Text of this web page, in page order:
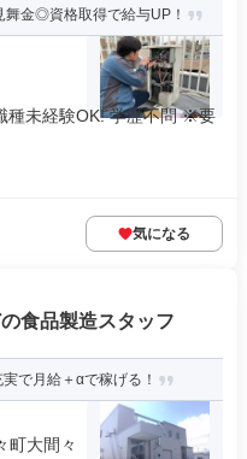
金◎資格取得で給与UP！
種未経験OK! 学歴不問 ※要
気になる
食品製造スタッフ
で月給＋αで稼げる！
町大間々